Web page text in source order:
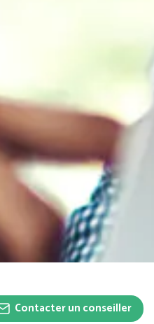
Contacter un conseiller